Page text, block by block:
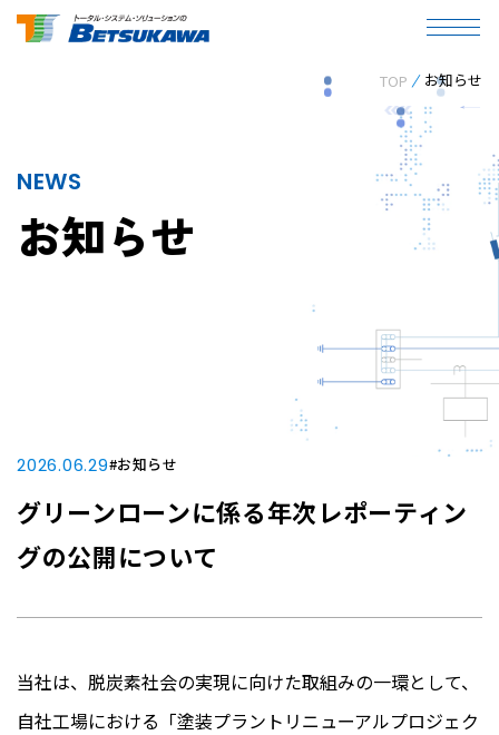
TOP お知らせ
NEWS
お知らせ
2026.06.29#お知らせ
グリーンローンに係る年次レポーティン
グの公開について
当社は、脱炭素社会の実現に向けた取組みの一環として、
自社工場における「塗装プラントリニューアルプロジェク